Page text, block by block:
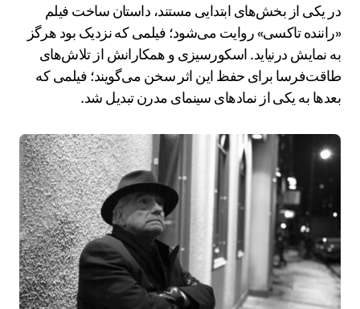
در یکی از بخش‌های ابتدایی مستند، داستان ساخت فیلم
«راننده تاکسی» روایت می‌شود؛ فیلمی که نزدیک بود هرگز
به نمایش درنیاید. اسکورسیزی و همکارانش از تلاش‌های
طاقت‌فرسا برای حفظ این اثر سخن می‌گویند؛ فیلمی که
بعدها به یکی از نمادهای سینمای مدرن تبدیل شد.